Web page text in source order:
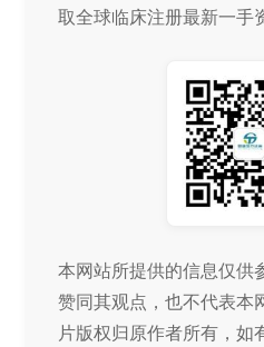
取全球临床注册最新一手
本网站所提供的信息仅供
赞同其观点，也不代表本
片版权归原作者所有，如